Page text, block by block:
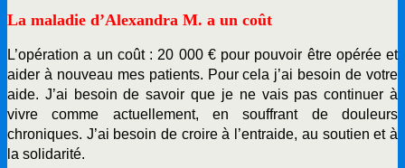
La maladie d’Alexandra M. a un coût
L’opération a un coût : 20 000 € pour pouvoir être opérée et
aider à nouveau mes patients. Pour cela j’ai besoin de votre
aide. J’ai besoin de savoir que je ne vais pas continuer à
vivre comme actuellement, en souffrant de douleurs
chroniques. J’ai besoin de croire à l’entraide, au soutien et à
la solidarité.